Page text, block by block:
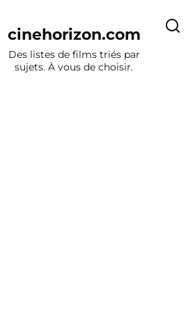
cinehorizon.com
Des listes de films triés par
sujets. À vous de choisir.